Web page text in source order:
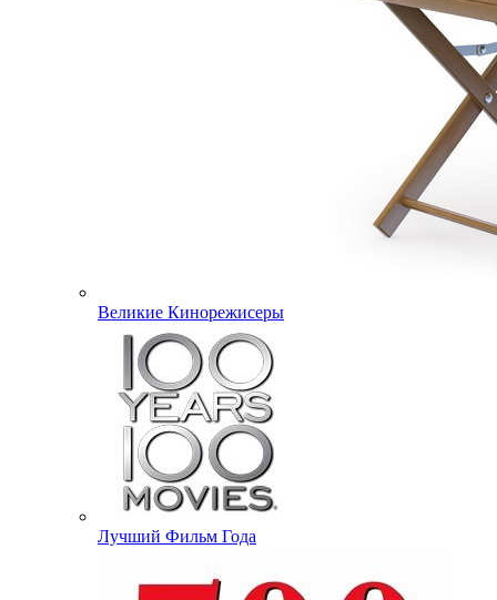
Великие Кинорежисеры
Лучший Фильм Года